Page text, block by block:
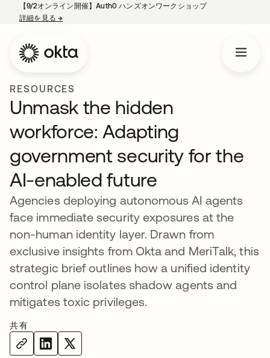
【9/2オンライン開催】Auth0 ハンズオンワークショップ
詳細を見る→
RESOURCES
Unmask the hidden
workforce: Adapting
government security for the
AI-enabled future
Agencies deploying autonomous AI agents
face immediate security exposures at the
non-human identity layer. Drawn from
exclusive insights from Okta and MeriTalk, this
strategic brief outlines how a unified identity
control plane isolates shadow agents and
mitigates toxic privileges.
共有